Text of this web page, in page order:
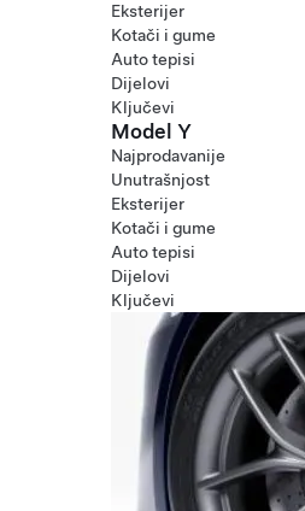
Eksterijer
Kotači i gume
Auto tepisi
Dijelovi
Ključevi
Model Y
Najprodavanije
Unutrašnjost
Eksterijer
Kotači i gume
Auto tepisi
Dijelovi
Ključevi